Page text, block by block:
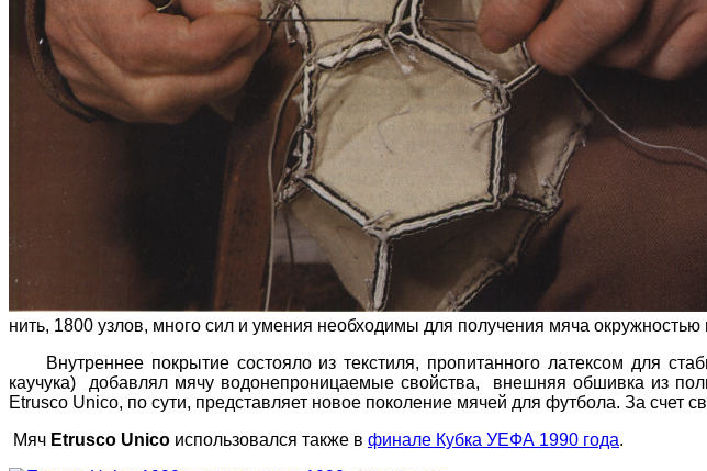
нить, 1800 узлов, много сил и умения необходимы для получения мяча окружностью
Внутреннее покрытие состояло из текстиля, пропитанного латексом для
каучука) добавлял мячу водонепроницаемые свойства, внешняя обшивка из
Etrusco Unico, по сути, представляет новое поколение мячей для футбола. За счет
Мяч Etrusco Unico использовался также в финале Кубка УЕФА 1990 года.